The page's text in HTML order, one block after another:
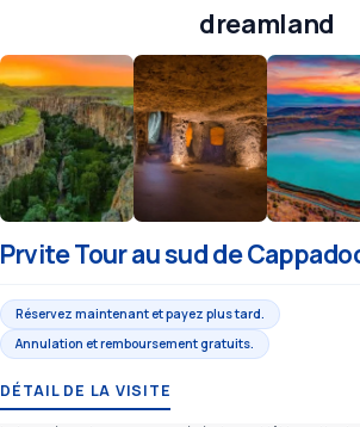
dreamland
Prvite Tour au sud de
Réservez maintenant et payez plus tard.
Annulation et remboursement gratuits.
DÉTAIL DE LA VISITE